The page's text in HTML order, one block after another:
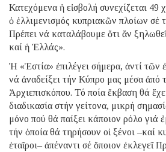
Κατεχόμενα ἡ εἰσβολή συνεχίζεται 49
ὁ ἐλλιμενισμός κυπριακῶν πλοίων σέ
Πρέπει νά καταλάβουμε ὅτι ἄν
καί ἡ Ἑλλάς».
Ἡ «Ἑστία» ἐπιλέγει σήμερα, ἀντί τῶν
νά ἀναδείξει τήν Κύπρο μας μέσα ἀπό
Ἀρχιεπισκόπου. Τό ποία ἔκβαση θά
διαδικασία στήν γείτονα, μικρή
μόνο πού θά παίξει κάποιον ρόλο γιά
τήν ὁποία θά τηρήσουν οἱ ξένοι –καί
ἑταῖροι– ἀπέναντι σέ ὅποιον ἐκλεγεῖ